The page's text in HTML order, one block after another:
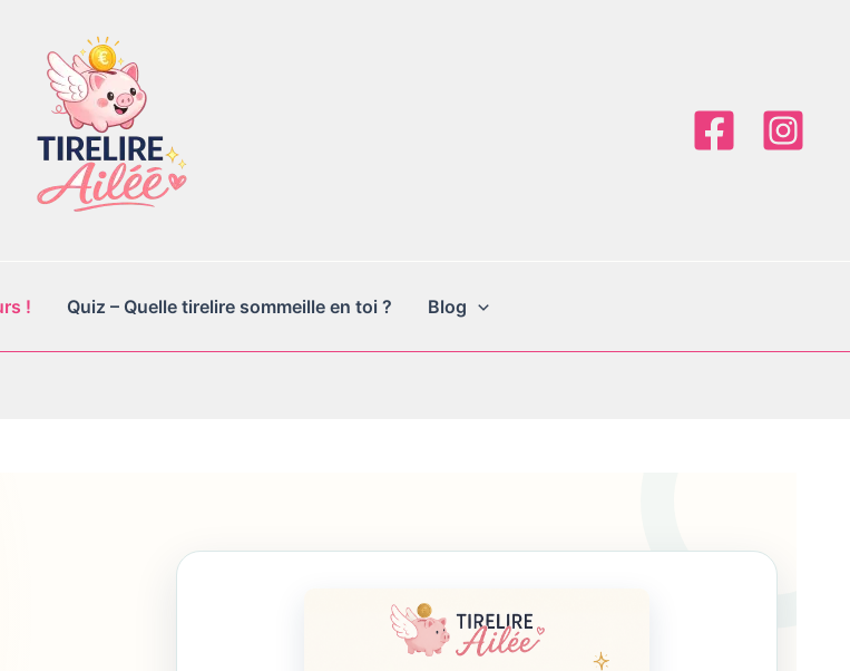
! Quiz – Quelle tirelire sommeille en toi ? Blog